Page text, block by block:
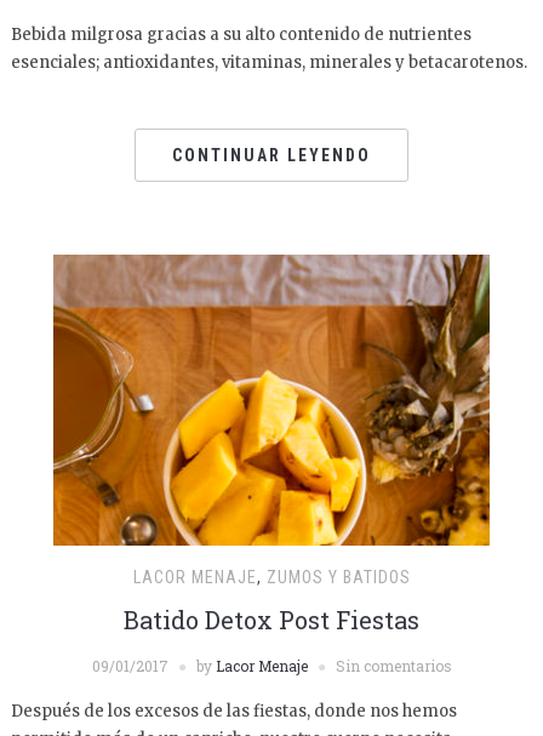
Bebida milgrosa gracias a su alto contenido de nutrientes
esenciales; antioxidantes, vitaminas, minerales y betacarotenos.
CONTINUAR LEYENDO
LACOR MENAJE, ZUMOS Y BATIDOS
Batido Detox Post Fiestas
09/01/2017 by Lacor Menaje Sin comentarios
Después de los excesos de las fiestas, donde nos hemos